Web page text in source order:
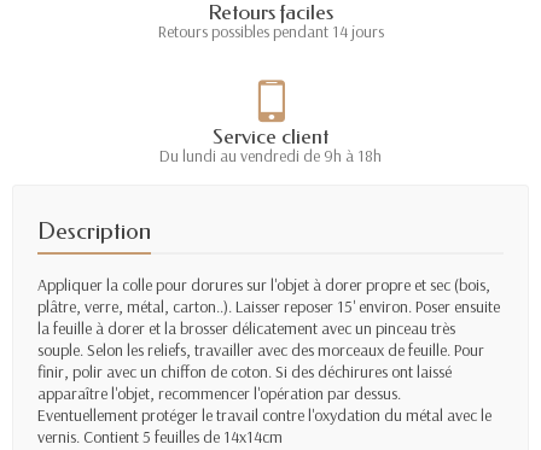
Retours faciles
Retours possibles pendant 14 jours
Service client
Du lundi au vendredi de 9h à 18h
Description
Appliquer la colle pour dorures sur l'objet à dorer propre et sec (bois,
plâtre, verre, métal, carton..). Laisser reposer 15' environ. Poser ensuite
la feuille à dorer et la brosser délicatement avec un pinceau très
souple. Selon les reliefs, travailler avec des morceaux de feuille. Pour
finir, polir avec un chiffon de coton. Si des déchirures ont laissé
apparaître l'objet, recommencer l'opération par dessus.
Eventuellement protéger le travail contre l'oxydation du métal avec le
vernis. Contient 5 feuilles de 14x14cm